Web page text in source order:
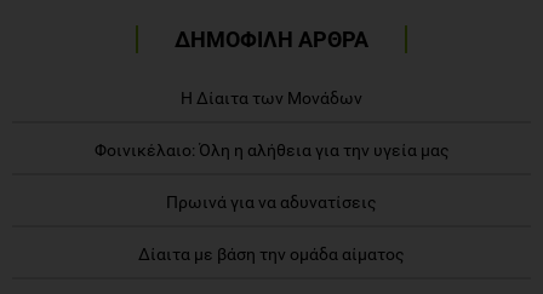
ΔΗΜΟΦΙΛΗ ΑΡΘΡΑ
Η Δίαιτα των Μονάδων
Φοινικέλαιο: Όλη η αλήθεια για την υγεία μας
Πρωινά για να αδυνατίσεις
Δίαιτα με βάση την ομάδα αίματος